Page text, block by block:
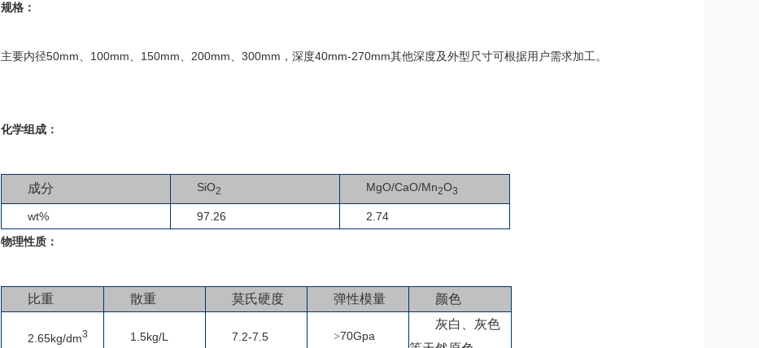
规格：
主要内径50mm、100mm、150mm、200mm、300mm，深度40mm-270mm其他深度及外型尺寸可根据用户需求加工。
化学组成：
成分 SiO2 MgO/CaO/Mn2O3
wt% 97.26
2.74
物理性质：
比重 散重 莫氏硬度 弹性模量 颜色
2.65kg/dm3 1.5kg/L 7.2-7.5 >70Gpa
灰白、灰色